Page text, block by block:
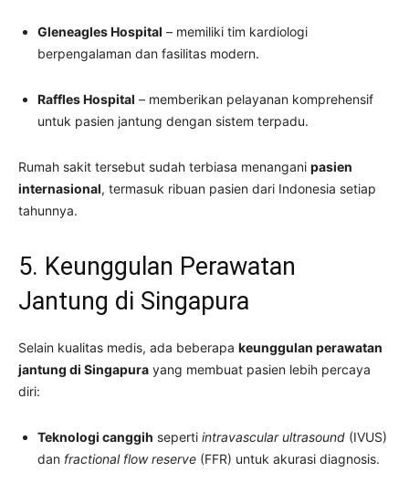
Gleneagles Hospital – memiliki tim kardiologi
berpengalaman dan fasilitas modern.
Raffles Hospital – memberikan pelayanan komprehensif
untuk pasien jantung dengan sistem terpadu.
Rumah sakit tersebut sudah terbiasa menangani pasien
internasional, termasuk ribuan pasien dari Indonesia setiap
tahunnya.
5. Keunggulan Perawatan
Jantung di Singapura
Selain kualitas medis, ada beberapa keunggulan perawatan
jantung di Singapura yang membuat pasien lebih percaya
diri:
Teknologi canggih seperti intravascular ultrasound (IVUS)
dan fractional flow reserve (FFR) untuk akurasi diagnosis.